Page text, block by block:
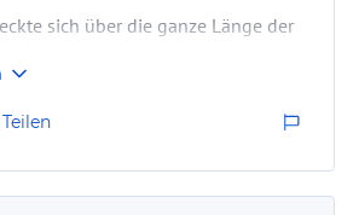
sich über die ganze Länge der
Wellnessbereich mit 3 Saunen und
Ruheraum.
kann man ein sehr gutes
den Brötchenservice
Teilen